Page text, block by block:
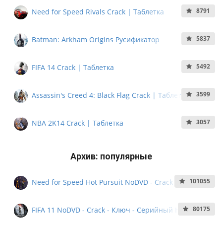
Need for Speed Rivals Crack | Таблетка 8791
Batman: Arkham Origins Русификатор 5837
FIFA 14 Crack | Таблетка 5492
Assassin's Creed 4: Black Flag Crack | Таблетка 3599
NBA 2K14 Crack | Таблетка 3057
Архив: популярные
Need for Speed Hot Pursuit NoDVD - Crack - Ключ -
101055
FIFA 11 NoDVD - Crack - Ключ - Серийный Номер -80175